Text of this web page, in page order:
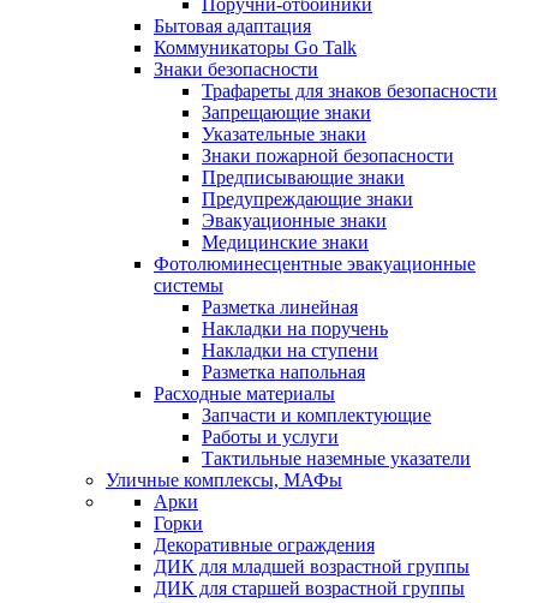
Поручни-отбойники
Бытовая адаптация
Коммуникаторы Go Talk
Знаки безопасности
Трафареты для знаков безопасности
Запрещающие знаки
Указательные знаки
Знаки пожарной безопасности
Предписывающие знаки
Предупреждающие знаки
Эвакуационные знаки
Медицинские знаки
Фотолюминесцентные эвакуационные
системы
Разметка линейная
Накладки на поручень
Накладки на ступени
Разметка напольная
Расходные материалы
Запчасти и комплектующие
Работы и услуги
Тактильные наземные указатели
Уличные комплексы, МАФы
Арки
Горки
Декоративные ограждения
ДИК для младшей возрастной группы
ДИК для старшей возрастной группы